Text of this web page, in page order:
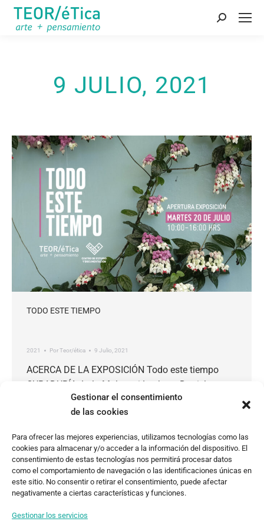
Gestionar el consentimiento
de las cookies
Para ofrecer las mejores experiencias, utilizamos tecnologías como las
cookies para almacenar y/o acceder a la información del dispositivo. El
consentimiento de estas tecnologías nos permitirá procesar datos
como el comportamiento de navegación o las identificaciones únicas en
este sitio. No consentir o retirar el consentimiento, puede afectar
negativamente a ciertas características y funciones.
Gestionar los servicios
Buscar:
9 JULIO, 2021
TODO ESTE TIEMPO
2021 PorTeor/ética 9 Julio, 2021
ACERCA DE LA EXPOSICIÓN Todo este tiempo
CURADURÍA: Lola Malavasi Lachner, Daniela
Morales Lisac, Paula Piedra. Apoyo curatorial:
Guillermo Boehler, Kevin Pérez, Viviana Zúñiga
Todo este tiempo parte de una invitación del
Museo de Arte y Diseño Contemporáneo (MADC) a
considerar el presente a la luz de…